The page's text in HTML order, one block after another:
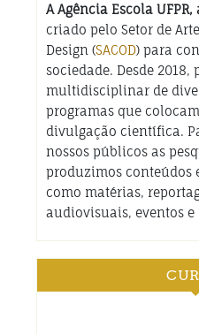
A Agência Escola UFPR,
criado pelo Setor de
Design (SACOD) para
sociedade. Desde
multidisciplinar de
programas que
divulgação científica.
nossos públicos as
produzimos conteúdos
como matérias,
audiovisuais, eventos